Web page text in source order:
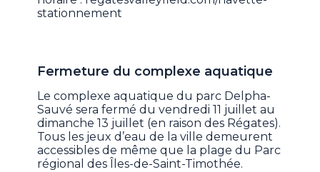
stationnement
Fermeture du complexe aquatique
Le complexe aquatique du parc Delpha-
Sauvé sera fermé du vendredi 11 juillet au
dimanche 13 juillet (en raison des Régates).
Tous les jeux d’eau de la ville demeurent
accessibles de même que la plage du Parc
régional des Îles-de-Saint-Timothée.